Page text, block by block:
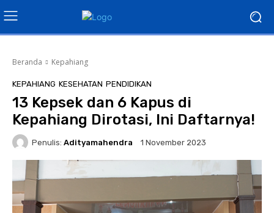
Beranda Kepahiang
KEPAHIANG KESEHATAN PENDIDIKAN
13 Kepsek dan 6 Kapus di
Kepahiang Dirotasi, Ini Daftarnya!
Penulis: Adityamahendra 1 November 2023